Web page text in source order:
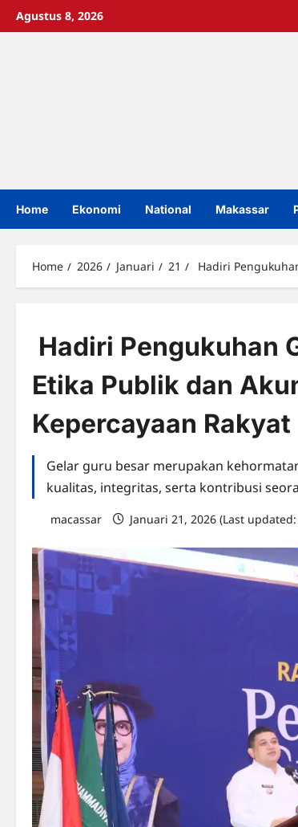
SkipAgustus 8, 2026
Home Ekonomi National Makassar
Home 2026 Januari 21 Hadiri
Hadiri Pengukuhan
Etika Publik dan
Kepercayaan Rakyat
Gelar guru besar merupakan
kualitas, integritas, serta kontribusi
macassar Januari 21, 2026 (Last